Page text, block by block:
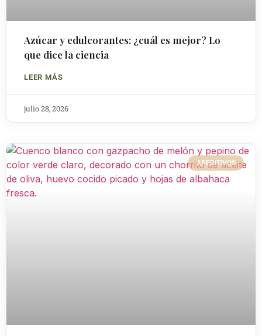
Azúcar y edulcorantes: ¿cuál es mejor? Lo
que dice la ciencia
LEER MÁS
julio 28, 2026
APERITIVOS